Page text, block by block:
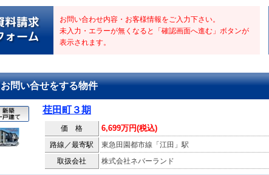
お問い合わせ内容・お客様情報をご入力下さい。
未入力・エラーが無くなると「確認画面へ進む」ボタンが
表示されます。
お問い合せをする物件
荏田町３期
価 格 6,699万円(税込)
路線／最寄駅
東急田園都市線「江田」駅
取扱会社
株式会社ネバーランド